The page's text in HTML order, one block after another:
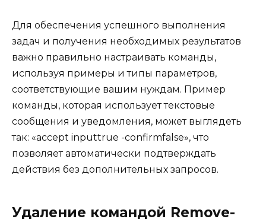
Для обеспечения успешного выполнения
задач и получения необходимых результатов
важно правильно настраивать команды,
используя примеры и типы параметров,
соответствующие вашим нуждам. Пример
команды, которая использует текстовые
сообщения и уведомления, может выглядеть
так: «accept inputtrue -confirmfalse», что
позволяет автоматически подтверждать
действия без дополнительных запросов.
Удаление командой Remove-